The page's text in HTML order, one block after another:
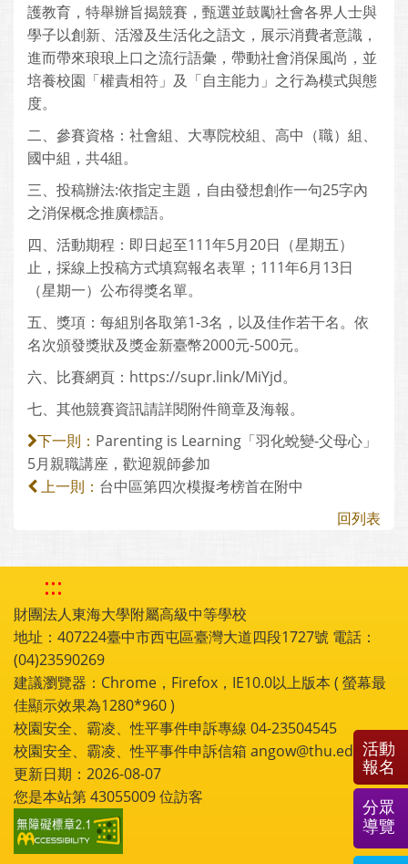
護教育，特舉辦旨揭競賽，甄選並鼓勵社會各界人士與
學子以創新、活潑及生活化之語文，展示消費者意識，
進而帶來琅琅上口之流行語彙，帶動社會消保風尚，並
培養校園「權責相符」及「自主能力」之行為模式與態
度。
二、參賽資格：社會組、大專院校組、高中（職）組、
國中組，共4組。
三、投稿辦法:依指定主題，自由發想創作一句25字內
之消保概念推廣標語。
四、活動期程：即日起至111年5月20日（星期五）
止，採線上投稿方式填寫報名表單；111年6月13日
（星期一）公布得獎名單。
五、獎項：每組別各取第1-3名，以及佳作若干名。依
名次頒發獎狀及獎金新臺幣2000元-500元。
六、比賽網頁：https://supr.link/MiYjd。
七、其他競賽資訊請詳閱附件簡章及海報。
下一則： Parenting is Learning「羽化蛻變-父母心」
5月親職講座，歡迎親師參加
上一則： 台中區第四次模擬考榜首在附中
回列表
:::
財團法人東海大學附屬高級中等學校
地址：407224臺中市西屯區臺灣大道四段1727號 電話：
(04)23590269
建議瀏覽器：Chrome，Firefox，IE10.0以上版本 ( 螢幕最
佳顯示效果為1280*960 )
校園安全、霸凌、性平事件申訴專線 04-23504545
校園安全、霸凌、性平事件申訴信箱 angow@thu.edu.tw
更新日期：2026-08-07
您是本站第43055009位訪客
活動
報名
分眾
導覽